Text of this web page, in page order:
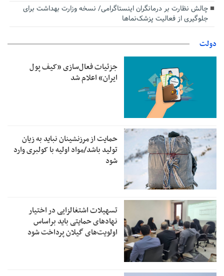
چالش نظارت بر درمانگران اینستاگرامی/ نسخه وزارت بهداشت برای
جلوگیری از فعالیت پزشک‌نماها
دولت
جزئیات فعال‌سازی «کیف پول
ایران» اعلام شد
حمایت از مرزنشینان نباید به زیان
تولید باشد/مواد اولیه با کولبری وارد
شود
تسهیلات اشتغالزایی در اختیار
نهادهای حمایتی باید براساس
اولویت‌های گیلان پرداخت شود